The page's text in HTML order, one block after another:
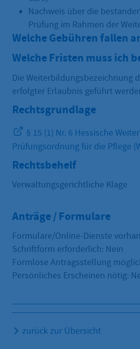
Nachweis über die
Prüfung im Rahmen der
Welche Gebühren fallen
Welche Fristen muss ich
Die Weiterbildungsbezeichnung
erfolgter Erlaubnis geführt
Rechtsgrundlage
§ 15 (1) Nr. 6 Hessische
Prüfungsordnung für die Pflege
Rechtsbehelf
Verwaltungsgerichtliche Klage
Anträge / Formulare
Formulare/Online-Dienste
Schriftform erforderlich: Nein
Formlose Antragsstellung
Persönliches Erscheinen nötig:
zurück zur Übersicht